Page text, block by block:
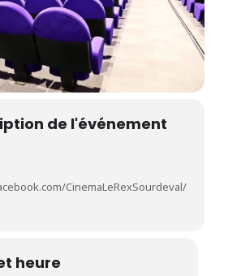
de l'événement
CinemaLeRexSourdeval/
heure